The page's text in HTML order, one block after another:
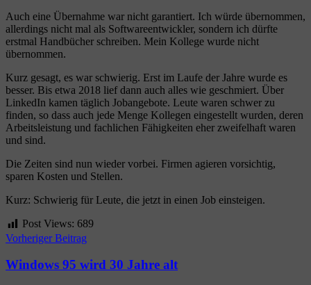
Auch eine Übernahme war nicht garantiert. Ich würde übernommen,
allerdings nicht mal als Softwareentwickler, sondern ich dürfte
erstmal Handbücher schreiben. Mein Kollege wurde nicht
übernommen.
Kurz gesagt, es war schwierig. Erst im Laufe der Jahre wurde es
besser. Bis etwa 2018 lief dann auch alles wie geschmiert. Über
LinkedIn kamen täglich Jobangebote. Leute waren schwer zu
finden, so dass auch jede Menge Kollegen eingestellt wurden, deren
Arbeitsleistung und fachlichen Fähigkeiten eher zweifelhaft waren
und sind.
Die Zeiten sind nun wieder vorbei. Firmen agieren vorsichtig,
sparen Kosten und Stellen.
Kurz: Schwierig für Leute, die jetzt in einen Job einsteigen.
Post Views: 689
Beitragsnavigation
Vorheriger Beitrag
Windows 95 wird 30 Jahre alt